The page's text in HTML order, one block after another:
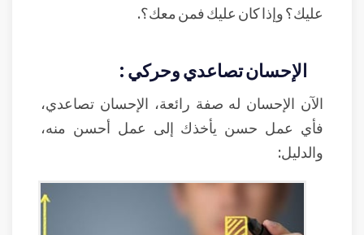
عليك؟ وإذا كان عليك فمن معك؟.
الإحسان تصاعدي وحركي :
الآن الإحسان له صفة رائعة، الإحسان تصاعدي،
فأي عمل حسن يأخذك إلى عمل أحسن منه،
والدليل: